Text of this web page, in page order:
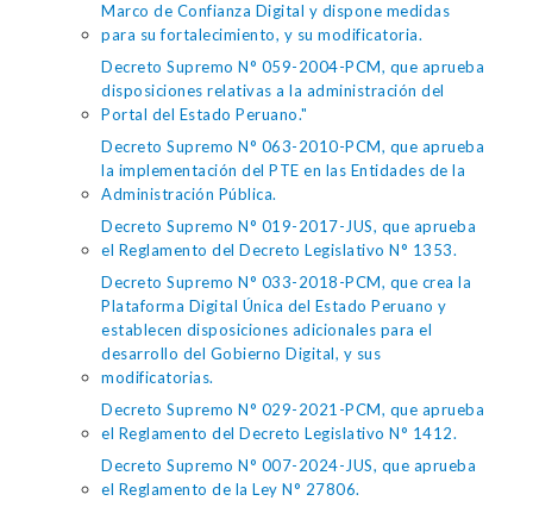
Marco de Confianza Digital y dispone medidas
para su fortalecimiento, y su modificatoria.
Decreto Supremo N° 059-2004-PCM, que aprueba
disposiciones relativas a la administración del
Portal del Estado Peruano."
Decreto Supremo N° 063-2010-PCM, que aprueba
la implementación del PTE en las Entidades de la
Administración Pública.
Decreto Supremo N° 019-2017-JUS, que aprueba
el Reglamento del Decreto Legislativo N° 1353.
Decreto Supremo N° 033-2018-PCM, que crea la
Plataforma Digital Única del Estado Peruano y
establecen disposiciones adicionales para el
desarrollo del Gobierno Digital, y sus
modificatorias.
Decreto Supremo N° 029-2021-PCM, que aprueba
el Reglamento del Decreto Legislativo N° 1412.
Decreto Supremo N° 007-2024-JUS, que aprueba
el Reglamento de la Ley N° 27806.